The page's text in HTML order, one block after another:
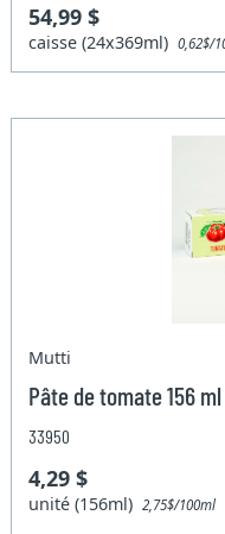
54,99 $
caisse (24x369ml)0,62$/
Mutti
Pâte de tomate 156 ml
33950
4,29 $
unité (156ml)2,75$/100ml